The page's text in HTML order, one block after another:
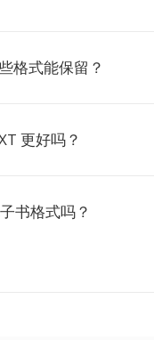
格式能保留？
更好吗？
书格式吗？